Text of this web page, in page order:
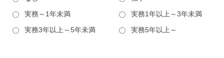
実務～1年未満
実務1年以上～3年未満
実務3年以上～5年未満
実務5年以上～